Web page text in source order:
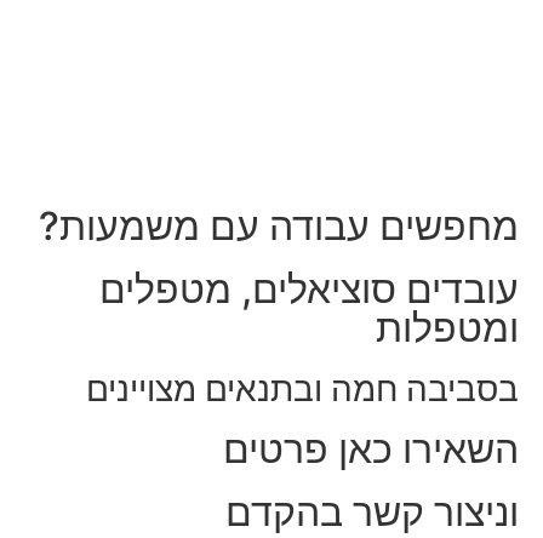
מחפשים עבודה עם משמעות?
עובדים סוציאלים, מטפלים
ומטפלות
בסביבה חמה ובתנאים מצויינים
השאירו כאן פרטים
וניצור קשר בהקדם